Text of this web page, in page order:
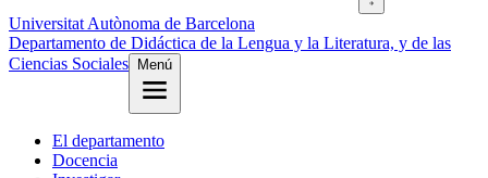
Universitat Autònoma de Barcelona
Departamento de Didáctica de la Lengua y la Literatura, y de las
Ciencias Sociales
Menú
El departamento
Docencia